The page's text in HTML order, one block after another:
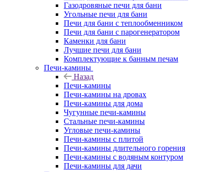
Газодровяные печи для бани
Угольные печи для бани
Печи для бани с теплообменником
Печи для бани с парогенератором
Каменки для бани
Лучшие печи для бани
Комплектующие к банным печам
Печи-камины
Назад
Печи-камины
Печи-камины на дровах
Печи-камины для дома
Чугунные печи-камины
Стальные печи-камины
Угловые печи-камины
Печи-камины с плитой
Печи-камины длительного горения
Печи-камины с водяным контуром
Печи-камины для дачи